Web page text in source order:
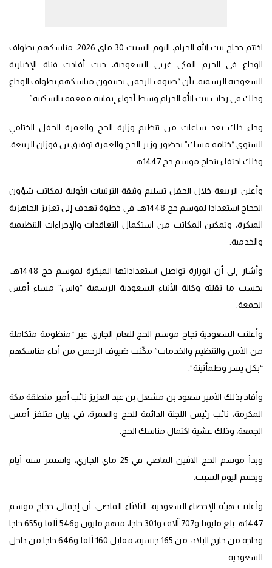
اختتم حجاج بيت الله الحرام، اليوم السبت 30 ماي 2026، مناسكهم بطواف
الوداع في الحرم المكي غربي السعودية، حيث أفادت قناة الإخبارية
السعودية الرسمية، بأن “ضيوف الرحمن يختتمون مناسكهم بطواف الوداع
وذلك في رحاب بيت الله الحرام وسط أجواء إيمانية مفعمة بالسكينة”.
وجاء ذلك بعد ساعات من تنظيم وزارة الحج والعمرة الحفل الختامي
السنوي “ختامه مسك” بحضور وزير الحج والعمرة توفيق بن فوزان الربيعة،
وذلك احتفاء بنجاح موسم حج 1447هـ.
وأعلن الربيعة خلال الحفل تسليم وثيقة الترتيبات الأولية لمكاتب شؤون
الحجاج استعدادا لموسم حج 1448هـ، في خطوة تهدف إلى تعزيز الجاهزية
المبكرة، وتمكين المكاتب من استكمال التعاقدات والإجراءات التنظيمية
والخدمية.
وأشار إلى أن الوزارة تواصل استعداداتها المبكرة لموسم حج 1448هـ،
بحسب ما نقلته وكالة الأنباء السعودية الرسمية “واس” مساء أمس
الجمعة.
وأعلنت السعودية نجاح موسم الحج للعام الجاري عبر “منظومة متكاملة
من الأمن والتنظيم والخدمات” مكّنت ضيوف الرحمن من أداء مناسكهم
“بكل يسر وطمأنينة”.
وأفاد بذلك الأمير سعود بن مشعل بن عبد العزيز نائب أمير منطقة مكة
المكرمة، نائب رئيس اللجنة الدائمة للحج والعمرة، في بيان متلفز أمس
الجمعة، وذلك عشية اكتمال مناسك الحج.
وبدأ موسم الحج الاثنين الماضي في 25 ماي الجاري، واستمر ستة أيام
ويختتم اليوم السبت.
وأعلنت هيئة الإحصاء السعودية، الثلاثاء الماضي، أن إجمالي حجاج موسم
1447هـ بلغ مليونا و707 آلاف و301 حاجا، منهم مليون و546 ألفا و655 حاجا
وحاجة من خارج البلاد، من 165 جنسية، مقابل 160 ألفا و646 حاجا من داخل
السعودية.